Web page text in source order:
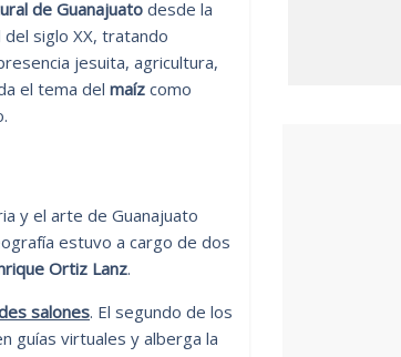
de Guanajuato desde la
del siglo XX, tratando
jesuita, agricultura,
el tema del maíz como
y el arte de Guanajuato
estuvo a cargo de dos
Ortiz Lanz.
salones. El segundo de los
guías virtuales y alberga la